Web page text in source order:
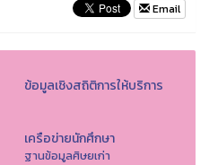
Email
ข้อมูลเชิงสถิติการให้บริการ
เครือข่ายนักศึกษา
ฐานข้อมูลศิษยเก่า